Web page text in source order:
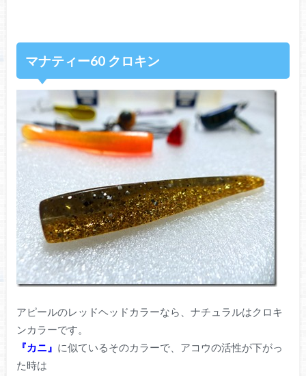
マナティー60 クロキン
アピールのレッドヘッドカラーなら、ナチュラルはクロキ
ンカラーです。
『カニ』 に似ているそのカラーで、アコウの活性が下がっ
た時は